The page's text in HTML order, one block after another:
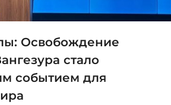
Освобождение
стало
событием для